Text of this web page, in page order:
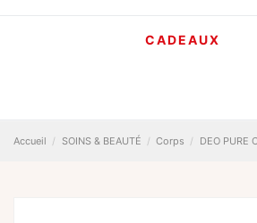
CADEAUX
Accueil SOINS & BEAUTÉ Corps DEO PURE